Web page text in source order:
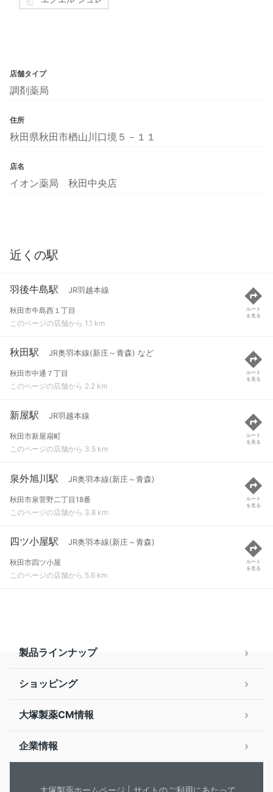
店舗タイプ
調剤薬局
住所
秋田県秋田市楢山川口境５－１１
店名
イオン薬局 秋田中央店
近くの駅
羽後牛島駅 JR羽越本線
秋田市牛島西１丁目
このページの店舗から 1.1 km
ルート
を見る
秋田駅 JR奥羽本線(新庄～青森) など
秋田市中通７丁目
このページの店舗から 2.2 km
ルート
を見る
新屋駅 JR羽越本線
秋田市新屋扇町
このページの店舗から 3.5 km
ルート
を見る
泉外旭川駅 JR奥羽本線(新庄～青森)
秋田市泉菅野二丁目18番
このページの店舗から 3.8 km
ルート
を見る
四ツ小屋駅 JR奥羽本線(新庄～青森)
秋田市四ツ小屋
このページの店舗から 5.6 km
ルート
を見る
製品ラインナップ
ショッピング
大塚製薬CM情報
企業情報